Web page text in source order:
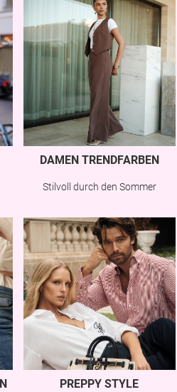
DAMEN TRENDFARBEN
Stilvoll durch den Sommer
PREPPY STYLE